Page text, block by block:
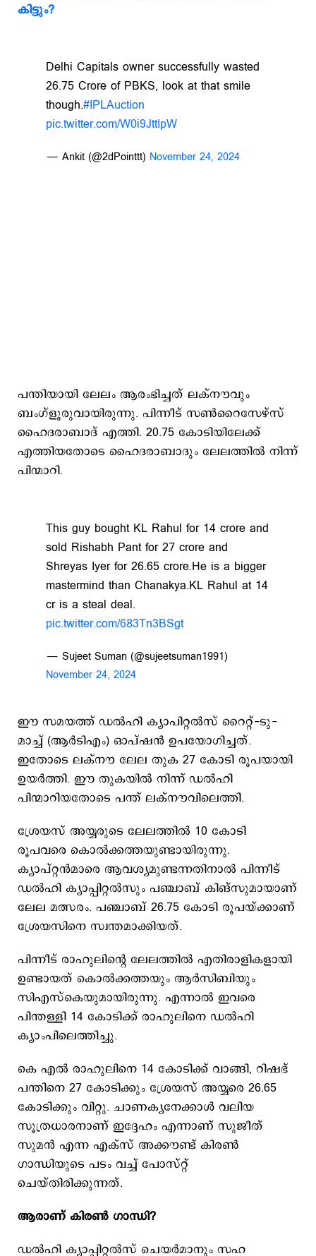
കിട്ടും?
Delhi Capitals owner successfully wasted
26.75 Crore of PBKS, look at that smile
though.#IPLAuction
pic.twitter.com/W0i9JttIpW
— Ankit (@2dPointtt) November 24, 2024
പന്തിയായി ലേലം ആരംഭിച്ചത് ലക്നൗവും
ബംഗ്ളൂരുവായിരുന്നു. പിന്നീട് സൺറൈസേഴ്സ്
ഹൈദരാബാദ് എത്തി. 20.75 കോടിയിലേക്ക്
എത്തിയതോടെ ഹൈദരാബാദും ലേലത്തില്‍ നിന്ന്
പിന്മാറി.
This guy bought KL Rahul for 14 crore and
sold Rishabh Pant for 27 crore and
Shreyas Iyer for 26.65 crore.He is a bigger
mastermind than Chanakya.KL Rahul at 14
cr is a steal deal.
pic.twitter.com/683Tn3BSgt
— Sujeet Suman (@sujeetsuman1991)
November 24, 2024
ഈ സമയത്ത് ഡൽഹി ക്യാപിറ്റൽസ് റൈറ്റ്-ടു-
മാച്ച് (ആർടിഎം) ഓപ്ഷൻ ഉപയോഗിച്ചത്.
ഇതോടെ ലക്നൗ ലേല തുക 27 കോടി രൂപയായി
ഉയർത്തി. ഈ തുകയില്‍ നിന്ന് ഡല്‍ഹി
പിന്മാറിയതോടെ പന്ത് ലക്നൗവിലെത്തി.
ശ്രേയസ് അയ്യരുടെ ലേലത്തില്‍ 10 കോടി
രൂപവരെ കൊല്‍ക്കത്തയുണ്ടായിരുന്നു.
ക്യാപ്റ്റൻമാരെ ആവശ്യമുണ്ടന്നതിനാല്‍ പിന്നീട്
ഡല്‍ഹി ക്യാപ്പിറ്റല്‍സും പഞ്ചാബ് കിങ്സുമായാണ്
ലേല മത്സരം. പഞ്ചാബ് 26.75 കോടി രൂപയ്ക്കാണ്
ശ്രേയസിനെ സ്വന്തമാക്കിയത്.
പിന്നീട് രാഹുലിന്‍റെ ലേലത്തില്‍ എതിരാളികളായി
ഉണ്ടായത് കൊല്‍ക്കത്തയും ആര്‍സിബിയും
സിഎസ്കെയുമായിരുന്നു. എന്നാല്‍ ഇവരെ
പിന്തള്ളി 14 കോടിക്ക് രാഹുലിനെ ഡല്‍ഹി
ക്യാംപിലെത്തിച്ചു.
കെ എൽ രാഹുലിനെ 14 കോടിക്ക് വാങ്ങി, റിഷഭ്
പന്തിനെ 27 കോടിക്കും ശ്രേയസ് അയ്യരെ 26.65
കോടിക്കും വിറ്റു. ചാണക്യനേക്കാൾ വലിയ
സൂത്രധാരനാണ് ഇദ്ദേഹം എന്നാണ് സുജീത്
സുമന്‍ എന്ന എക്സ് അക്കൗണ്ട് കിരണ്‍
ഗാന്ധിയുടെ പടം വച്ച് പോസ്റ്റ്
ചെയ്തിരിക്കുന്നത്.
ആരാണ് കിരണ്‍ ഗാന്ധി?
ഡല്‍ഹി ക്യാപ്പിറ്റല്‍സ് ചെയര്‍മാനും സഹ